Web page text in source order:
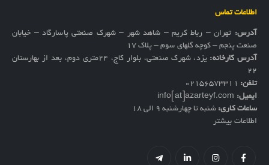
اطلاعات تماس
آدرس: تهران – رباط کریم – شاهد شهر – شهرک صنعتی پاسارگاد – خیابان
صنعت پنجم – کوچه گلهای سوم – پلاک 17
آدرس کارخانه:
یزد، شهرک صنعتی، بلوار کاج، ۲۴متری دوم، بعد از بهارستان
۲۲
تلفن: 02156573311
ایمیل: info[at]azarteyf.com
ساعات کاری: شنبه تا چهارشنبه 9 الی 18
اطلاعات بیشتر